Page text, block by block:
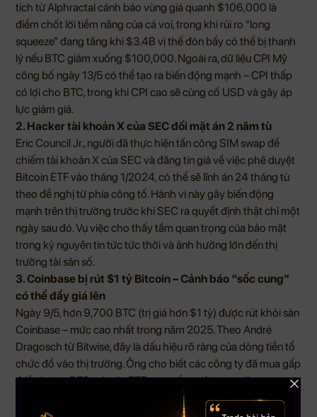
tích từ Alphractal cảnh báo vùng giá quanh $106,000 là
điểm chốt lời tiềm năng của cá voi, trong khi rủi ro “long
squeeze” đang tăng khi $3.4B vị thế đòn bẩy có thể bị thanh
lý nếu BTC giảm xuống $100,000. Ngoài ra, dữ liệu CPI Mỹ
công bố ngày 13/5 có thể tạo ra biến động mạnh – CPI thấp
có lợi cho BTC, trong khi CPI cao sẽ củng cố USD và gây áp
lực giảm giá.
2. Hacker tài khoản X của SEC đối mặt án 2 năm tù
Eric Council Jr., người đã thực hiện tấn công SIM swap để
chiếm tài khoản X của SEC và đăng tin giả về việc phê duyệt
Bitcoin ETF vào tháng 1/2024, có thể sẽ lĩnh án 24 tháng tù
theo đề nghị từ phía công tố. Hành vi này gây biến động
mạnh trên thị trường trước khi SEC ra quyết định thật chỉ một
ngày sau đó. Vụ việc cho thấy tầm quan trọng của bảo mật
trong kỷ nguyên tin tức tức thời và ảnh hưởng lớn đến thị
trường tài sản số.
3. Coinbase bị rút $1 tỷ Bitcoin – Cảnh báo “sốc cung”
có thể đẩy giá lên
Ngày 9/5, hơn 9,700 BTC (trị giá hơn $1 tỷ) được rút khỏi sàn
Coinbase – mức cao nhất trong năm 2025. Theo André
Dragosch từ Bitwise, đây là dấu hiệu rõ ràng của dòng tiền tổ
chức đổ vào thị trường. Ông cho biết các công ty đã mua gấp
4 lần lượng BTC mà các ETF spot nắm giữ trong năm nay –
gần bằng sản lượng Bitcoin toàn cầu mỗi năm, mở ra nguy cơ